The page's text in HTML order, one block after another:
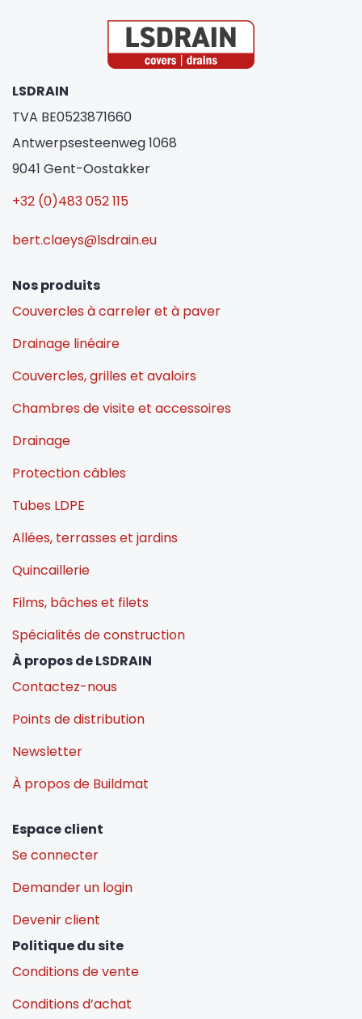
LSDRAIN
TVA BE0523871660
Antwerpsesteenweg 1068
9041 Gent-Oostakker
+32 (0)483 052 115
bert.claeys@lsdrain.eu
Nos produits
Couvercles à carreler et à paver
Drainage linéaire
Couvercles, grilles et avaloirs
Chambres de visite et accessoires
Drainage
Protection câbles
Tubes LDPE
Allées, terrasses et jardins
Quincaillerie
Films, bâches et filets
Spécialités de construction
À propos de LSDRAIN
Contactez-nous
Points de distribution
Newsletter
À propos de Buildmat
Espace client
Se connecter
Demander un login
Devenir client
Politique du site
Conditions de vente
Conditions d’achat